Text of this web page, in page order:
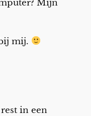
Mijn
mij.
in een